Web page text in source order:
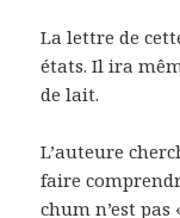
La lettre de
états. Il ira
de lait.
L’auteure
faire
chum n’est pas